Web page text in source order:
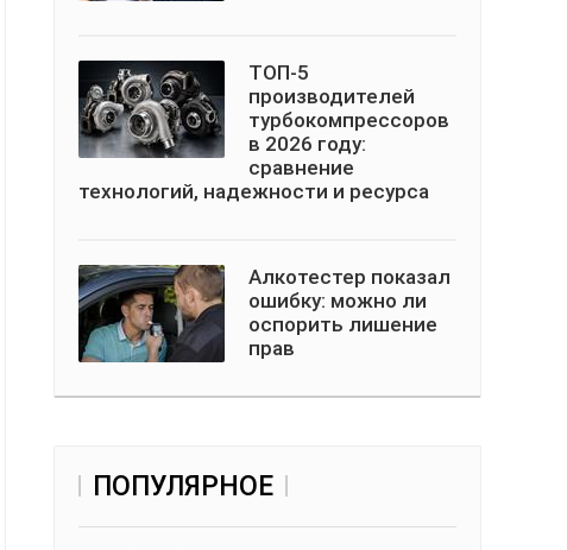
ТОП-5
производителей
турбокомпрессоров
в 2026 году:
сравнение
технологий, надежности и ресурса
Алкотестер показал
ошибку: можно ли
оспорить лишение
прав
ПОПУЛЯРНОЕ